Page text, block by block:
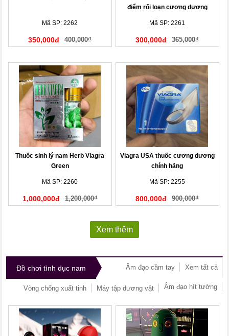
Mã SP: 2262
350,000đ 400,000₫
điểm rối loạn cương dương
Mã SP: 2261
300,000đ 365,000₫
Thuốc sinh lý nam Herb Viagra
Green
Mã SP: 2260
1,000,000đ 1,200,000₫
Viagra USA thuốc cương dương
chính hãng
Mã SP: 2255
800,000đ 900,000₫
Xem thêm
Đồ chơi tình dục nam Xem tất cả
Âm đạo cầm tay
Âm đạo hít tường
Máy tập dương vật
Vòng chống xuất tinh